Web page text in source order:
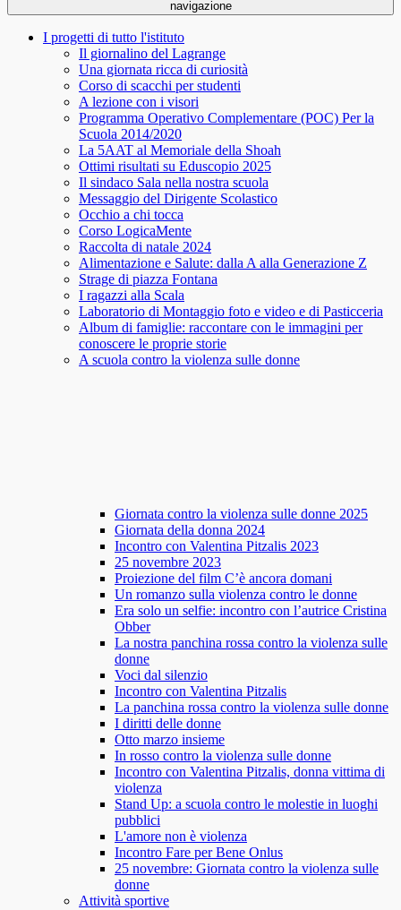
navigazione
I progetti di tutto l'istituto
Il giornalino del Lagrange
Una giornata ricca di curiosità
Corso di scacchi per studenti
A lezione con i visori
Programma Operativo Complementare (POC) Per la
Scuola 2014/2020
La 5AAT al Memoriale della Shoah
Ottimi risultati su Eduscopio 2025
Il sindaco Sala nella nostra scuola
Messaggio del Dirigente Scolastico
Occhio a chi tocca
Corso LogicaMente
Raccolta di natale 2024
Alimentazione e Salute: dalla A alla Generazione Z
Strage di piazza Fontana
I ragazzi alla Scala
Laboratorio di Montaggio foto e video e di Pasticceria
Album di famiglie: raccontare con le immagini per
conoscere le proprie storie
A scuola contro la violenza sulle donne
Giornata contro la violenza sulle donne 2025
Giornata della donna 2024
Incontro con Valentina Pitzalis 2023
25 novembre 2023
Proiezione del film C’è ancora domani
Un romanzo sulla violenza contro le donne
Era solo un selfie: incontro con l’autrice Cristina
Obber
La nostra panchina rossa contro la violenza sulle
donne
Voci dal silenzio
Incontro con Valentina Pitzalis
La panchina rossa contro la violenza sulle donne
I diritti delle donne
Otto marzo insieme
In rosso contro la violenza sulle donne
Incontro con Valentina Pitzalis, donna vittima di
violenza
Stand Up: a scuola contro le molestie in luoghi
pubblici
L'amore non è violenza
Incontro Fare per Bene Onlus
25 novembre: Giornata contro la violenza sulle
donne
Attività sportive